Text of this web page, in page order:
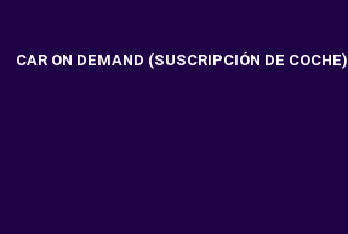
CAR ON DEMAND (SUSCRIPCIÓN DE COCHE)